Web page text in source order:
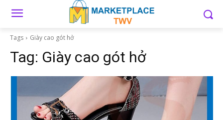
Tags Giày cao gót hở
Tag: Giày cao gót hở